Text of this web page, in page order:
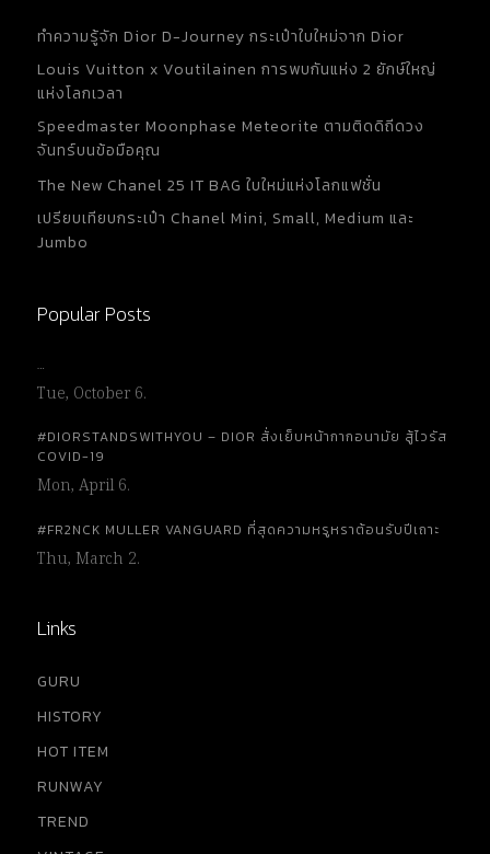
ทำความรู้จัก Dior D-Journey กระเป๋าใบใหม่จาก Dior
Louis Vuitton x Voutilainen การพบกันแห่ง 2 ยักษ์ใหญ่
แห่งโลกเวลา
Speedmaster Moonphase Meteorite ตามติดดิถีดวง
จันทร์บนข้อมือคุณ
The New Chanel 25 IT BAG ใบใหม่แห่งโลกแฟชั่น
เปรียบเทียบกระเป๋า Chanel Mini, Small, Medium และ
Jumbo
Popular Posts
…
Tue, October 6.
#DIORSTANDSWITHYOU – DIOR สั่งเย็บหน้ากากอนามัย สู้ไวรัส
COVID-19
Mon, April 6.
#FR2NCK MULLER VANGUARD ที่สุดความหรูหราต้อนรับปีเถาะ
Thu, March 2.
Links
GURU
HISTORY
HOT ITEM
RUNWAY
TREND